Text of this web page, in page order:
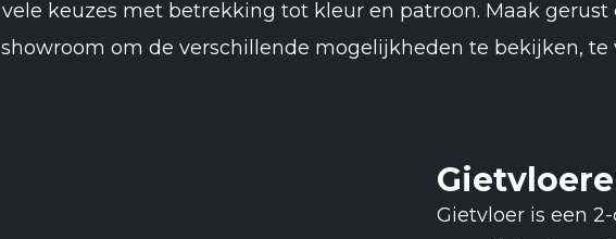
vele keuzes met betrekking tot kleur en patroon. Maak gerust
showroom om de verschillende mogelijkheden te bekijken, te
Gietvloer is een